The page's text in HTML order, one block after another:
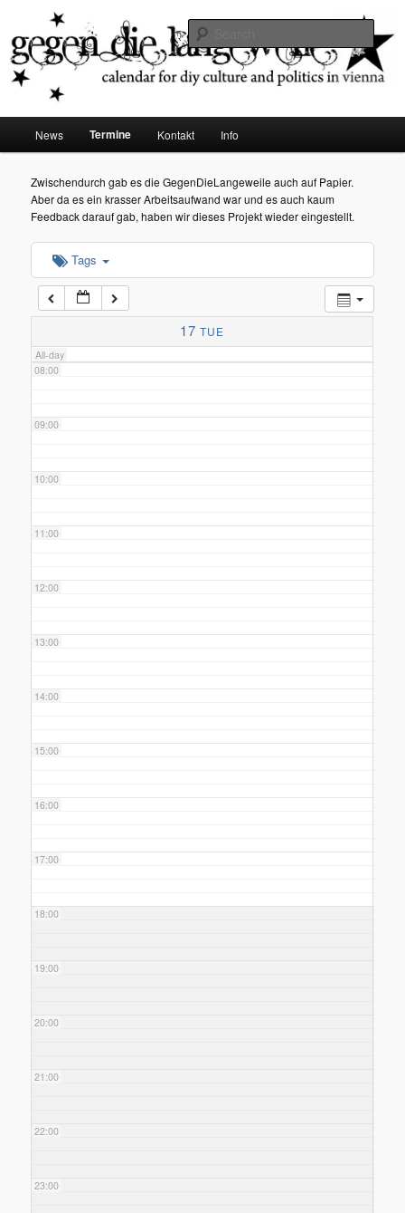
Gegen die Langeweile
diy dates vienna
Skip
to
primary
content
News Termine Kontakt Info
Zwischendurch gab es die GegenDieLangeweile auch auf Papier.
Aber da es ein krasser Arbeitsaufwand war und es auch kaum
Feedback darauf gab, haben wir dieses Projekt wieder eingestellt.
Tags
17 TUE
All-day
02:00
03:00
04:00
05:00
06:00
07:00
08:00
09:00
10:00
11:00
12:00
13:00
14:00
15:00
16:00
17:00
18:00
19:00
20:00
21:00
22:00
23:00